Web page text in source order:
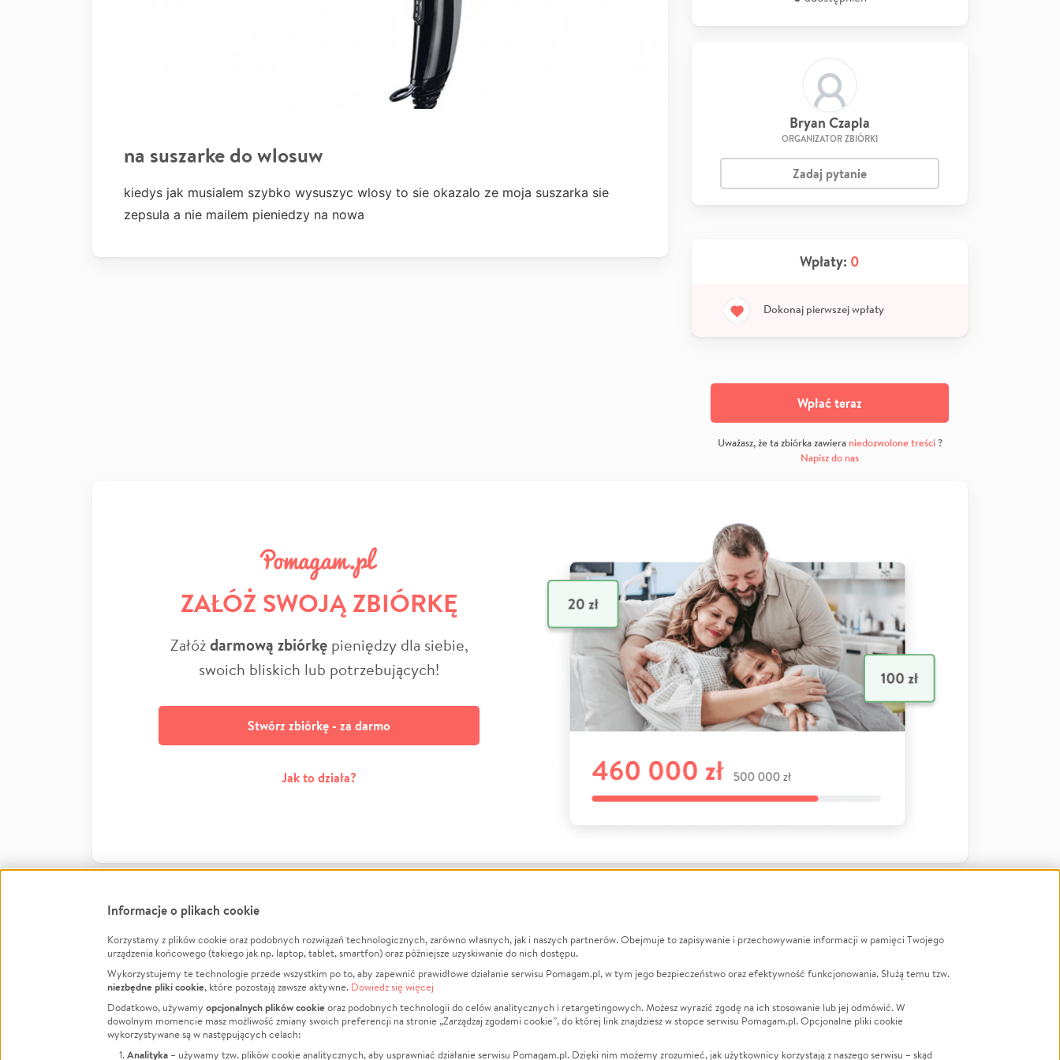
na suszarke do wlosuw
kiedys jak musialem szybko wysuszyc wlosy to sie okazalo ze moja suszarka sie
zepsula a nie mailem pieniedzy na nowa
Bryan Czapla
ORGANIZATOR ZBIÓRKI
Zadaj pytanie
Wpłaty: 0
Dokonaj pierwszej wpłaty
Wpłać teraz
Uważasz, że ta zbiórka zawiera niedozwolone treści?
Napisz do nas
ZAŁÓŻ SWOJĄ ZBIÓRKĘ
Załóżdarmową zbiórkępieniędzy dla siebie,
swoich bliskich lub potrzebujących!
Stwórz zbiórkę - za darmo
Jak to działa?
FacebookTwitter Instagram
LinkedInTikTok Youtube
Informacje
Jak to działa?
Regulamin
Polityka Prywatności
O nas
Opinie
Raporty
Za darmo
Zbieraj na
Leczenie
Zwierzęta
Pożar
LGBTQ+
Powódź
Wichura
Informacje o plikach cookie
Korzystamy z plików cookie oraz podobnych rozwiązań technologicznych, zarówno własnych, jak i naszych partnerów. Obejmuje to zapisywanie i przechowywanie informacji w pamięci Twojego
urządzenia końcowego (takiego jak np. laptop, tablet, smartfon) oraz późniejsze uzyskiwanie do nich dostępu.
Wykorzystujemy te technologie przede wszystkim po to, aby zapewnić prawidłowe działanie serwisu Pomagam.pl, w tym jego bezpieczeństwo oraz efektywność funkcjonowania. Służą temu tzw.
niezbędne pliki cookie, które pozostają zawsze aktywne. Dowiedz się więcej
Dodatkowo, używamy opcjonalnych plików cookieoraz podobnych technologii do celów analitycznych i retargetingowych. Możesz wyrazić zgodę na ich stosowanie lub jej odmówić. W
dowolnym momencie masz możliwość zmiany swoich preferencji na stronie „Zarządzaj zgodami cookie”, do której link znajdziesz w stopce serwisu Pomagam.pl. Opcjonalne pliki cookie
wykorzystywane są w następujących celach:
Analityka – używamy tzw. plików cookie analitycznych, aby usprawniać działanie serwisu Pomagam.pl. Dzięki nim możemy zrozumieć, jak użytkownicy korzystają z naszego serwisu – skąd